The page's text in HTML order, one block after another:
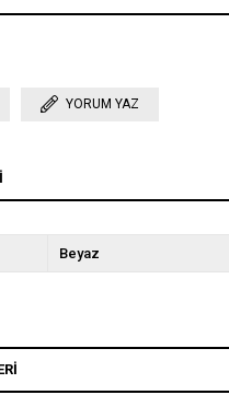
YORUM YAZ
Beyaz